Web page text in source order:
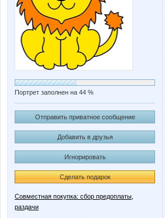
Портрет заполнен на 44 %
Отправить приватное сообщение
Добавить в друзья
Игнорировать
Сделать подарок
Совместная покупка: сбор предоплаты,
раздачи